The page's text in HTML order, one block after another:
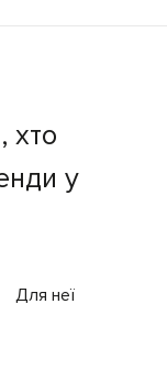
хто
у
Для неї